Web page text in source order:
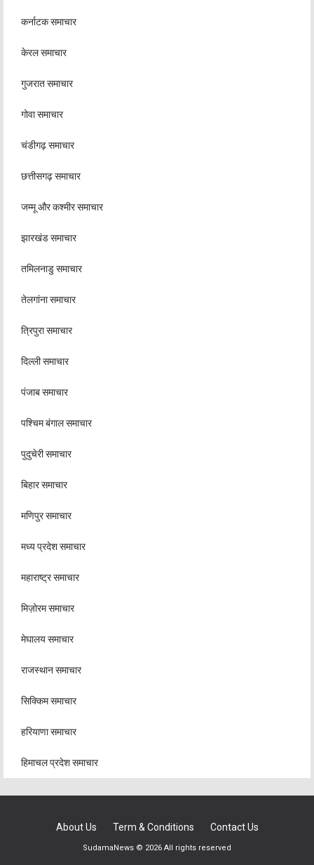
कर्नाटक समाचार
केरल समाचार
गुजरात समाचार
गोवा समाचार
चंडीगढ़ समाचार
छत्तीसगढ़ समाचार
जम्मू और कश्मीर समाचार
झारखंड समाचार
तमिलनाडु समाचार
तेलगांना समाचार
त्रिपुरा समाचार
दिल्ली समाचार
पंजाब समाचार
पश्चिम बंगाल समाचार
पुदुचेरी समाचार
बिहार समाचार
मणिपुर समाचार
मध्य प्रदेश समाचार
महाराष्ट्र समाचार
मिज़ोरम समाचार
मेघालय समाचार
राजस्थान समाचार
सिक्किम समाचार
हरियाणा समाचार
हिमाचल प्रदेश समाचार
About Us Term & Conditions Contact Us
SudamaNews © 2026 All rights reserved